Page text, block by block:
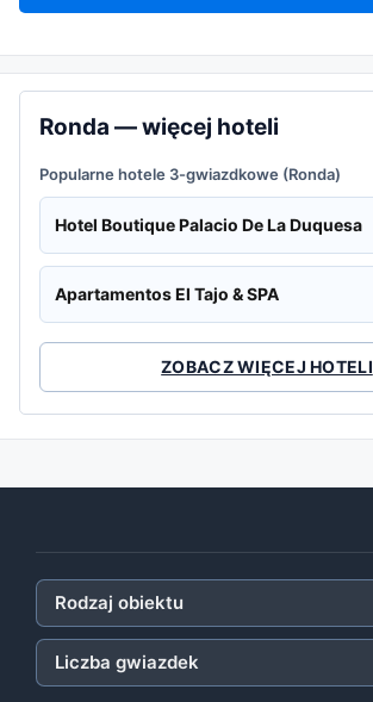
Ronda — więcej hoteli
Popularne hotele 3-gwiazdkowe (Ronda)
Hotel Boutique Palacio De La Duquesa
Apartamentos El Tajo & SPA
ZOBACZ WIĘCEJ HOTELI
Rodzaj obiektu
Liczba gwiazdek